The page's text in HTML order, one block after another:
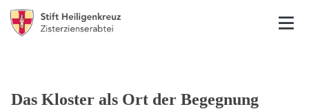
Das Kloster als Ort der Begegnung